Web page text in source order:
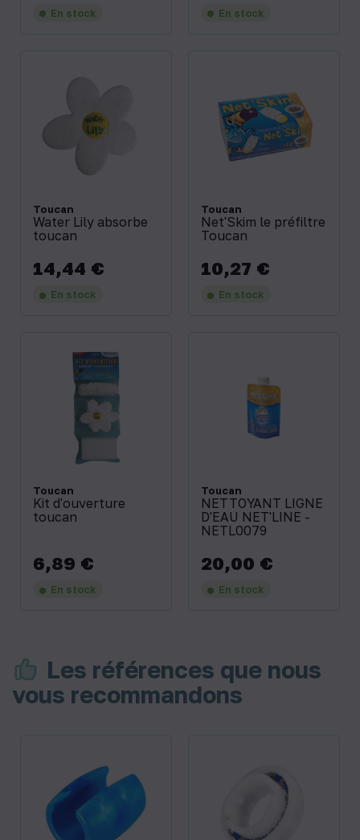
En stock En stock
Toucan
Water Lily absorbe
toucan
Prix
14,44 €
En stock
Toucan
Net'Skim le préfiltre
Toucan
Prix
10,27 €
En stock
Toucan
Kit d'ouverture
toucan
Prix
6,89 €
En stock
Toucan
NETTOYANT LIGNE
D'EAU NET'LINE -
NETL0079
Prix
20,00 €
En stock
Les références que nous
vous recommandons